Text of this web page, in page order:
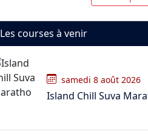
Les courses à venir
samedi 8 août 2026
Island Chill Suva